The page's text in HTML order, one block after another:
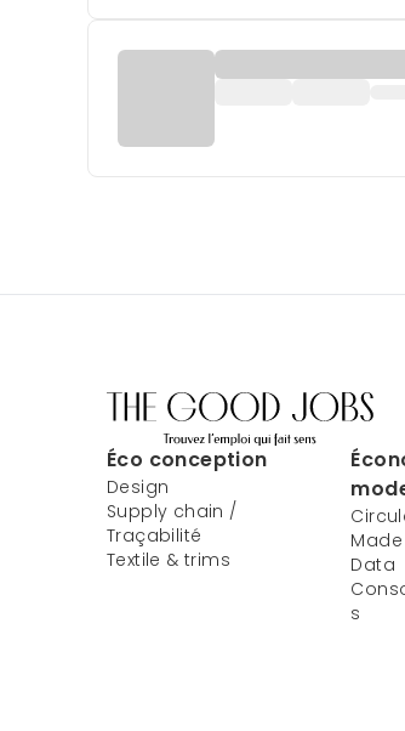
Éco conception
Design
Supply chain /
Traçabilité
Textile & trims
Data
s